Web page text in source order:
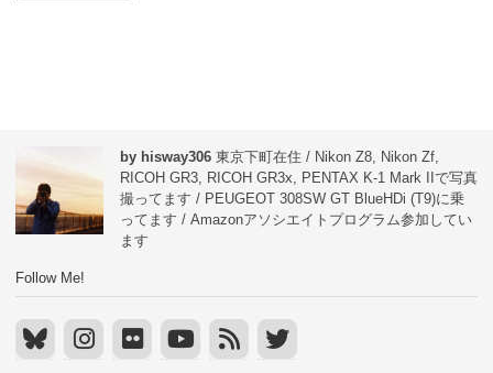
by hisway306 東京下町在住 / Nikon Z8, Nikon Zf,
RICOH GR3, RICOH GR3x, PENTAX K-1 Mark IIで写真
撮ってます / PEUGEOT 308SW GT BlueHDi (T9)に乗
ってます / Amazonアソシエイトプログラム参加してい
ます
Follow Me!